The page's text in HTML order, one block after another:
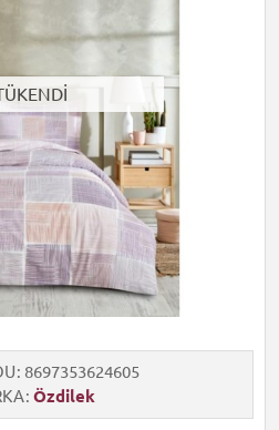
8697353624605
Özdilek